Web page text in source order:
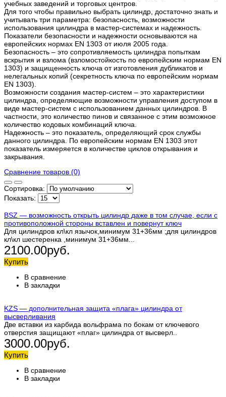
учебных заведений и торговых центров.
Для того чтобы правильно выбрать цилиндр, достаточно знать и
учитывать три параметра: безопасность, возможности
использования цилиндра в мастер-системах и надежность.
Показатели безопасности и надежности основываются на
европейских нормах EN 1303 от июля 2005 года.
Безопасность – это сопротивляемость цилиндра попыткам
вскрытия и взлома (взломостойкость по европейским нормам EN
1303) и защищенность ключа от изготовления дубликатов и
нелегальных копий (секретность ключа по европейским нормам
EN 1303).
Возможности создания мастер-систем – это характеристики
цилиндра, определяющие возможности управления доступом в
виде мастер-систем с использованием данных цилиндров. В
частности, это количество пинов и связанное с этим возможное
количество кодовых комбинаций ключа.
Надежность – это показатель, определяющий срок службы
данного цилиндра. По европейским нормам EN 1303 этот
показатель измеряется в количестве циклов открывания и
закрывания.
Сравнение товаров (0)
Сортировка:
Показать:
BSZ — возможность открыть цилиндр даже в том случае, если с
противоположной стороны вставлен и повернут ключ
Для цилиндров кл\кл язычок,минимум 31+36мм ;для цилиндров
кл\кл шестеренка ,минимум 31+36мм...
2100.00руб.
Купить
В сравнение
В закладки
KZS — дополнительная защита «плага» цилиндра от
высверливания
Две вставки из карбида вольфрама по бокам от ключевого
отверстия защищают «плаг» цилиндра от высверл..
3000.00руб.
Купить
В сравнение
В закладки